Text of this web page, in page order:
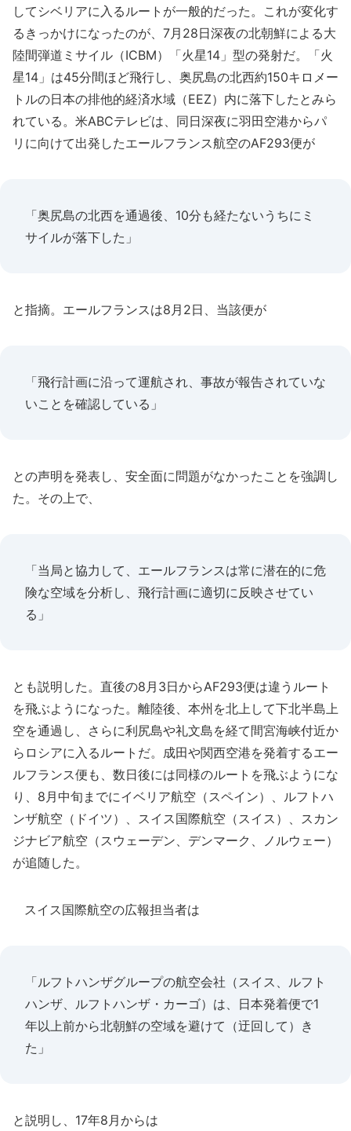
してシベリアに入るルートが一般的だった。これが変化す
るきっかけになったのが、7月28日深夜の北朝鮮による大
陸間弾道ミサイル（ICBM）「火星14」型の発射だ。「火
星14」は45分間ほど飛行し、奥尻島の北西約150キロメー
トルの日本の排他的経済水域（EEZ）内に落下したとみら
れている。米ABCテレビは、同日深夜に羽田空港からパ
リに向けて出発したエールフランス航空のAF293便が
「奥尻島の北西を通過後、10分も経たないうちにミ
サイルが落下した」
と指摘。エールフランスは8月2日、当該便が
「飛行計画に沿って運航され、事故が報告されていな
いことを確認している」
との声明を発表し、安全面に問題がなかったことを強調し
た。その上で、
「当局と協力して、エールフランスは常に潜在的に危
険な空域を分析し、飛行計画に適切に反映させてい
る」
とも説明した。直後の8月3日からAF293便は違うルート
を飛ぶようになった。離陸後、本州を北上して下北半島上
空を通過し、さらに利尻島や礼文島を経て間宮海峡付近か
らロシアに入るルートだ。成田や関西空港を発着するエー
ルフランス便も、数日後には同様のルートを飛ぶようにな
り、8月中旬までにイベリア航空（スペイン）、ルフトハ
ンザ航空（ドイツ）、スイス国際航空（スイス）、スカン
ジナビア航空（スウェーデン、デンマーク、ノルウェー）
が追随した。
スイス国際航空の広報担当者は
「ルフトハンザグループの航空会社（スイス、ルフト
ハンザ、ルフトハンザ・カーゴ）は、日本発着便で1
年以上前から北朝鮮の空域を避けて（迂回して）き
た」
と説明し、17年8月からは